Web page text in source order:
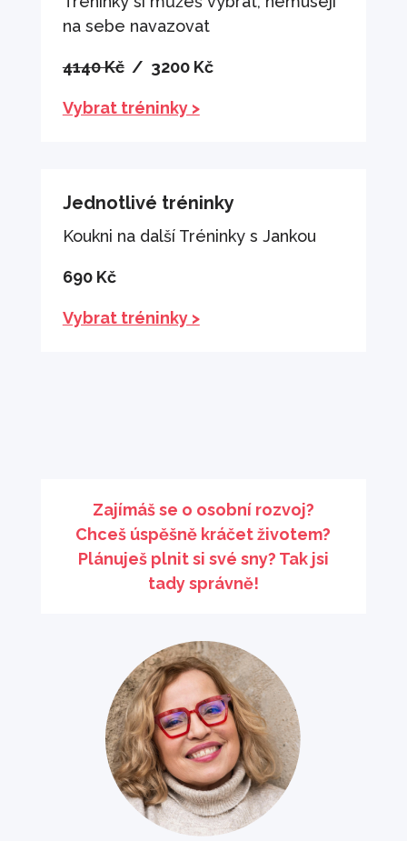
na sebe navazovat
4140 Kč/ 3200 Kč
Vybrat tréninky >
Jednotlivé tréninky
Koukni na další Tréninky s Jankou
690 Kč
Vybrat tréninky >
Zajímáš se o osobní rozvoj?
Chceš úspěšně kráčet životem?
Plánuješ plnit si své sny? Tak jsi
tady správně!